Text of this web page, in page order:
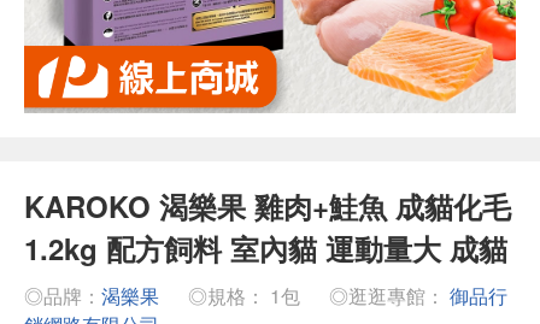
KAROKO 渴樂果 雞肉+鮭魚 成貓化毛
1.2kg 配方飼料 室內貓 運動量大 成貓
◎品牌： 渴樂果 ◎規格： 1包 ◎逛逛專館： 御品行